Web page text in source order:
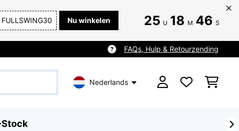
FULLSWING30 Nu winkelen 25 U 18 M 44 S
FAQs, Hulp & Retourzending
Nederlands
Stock